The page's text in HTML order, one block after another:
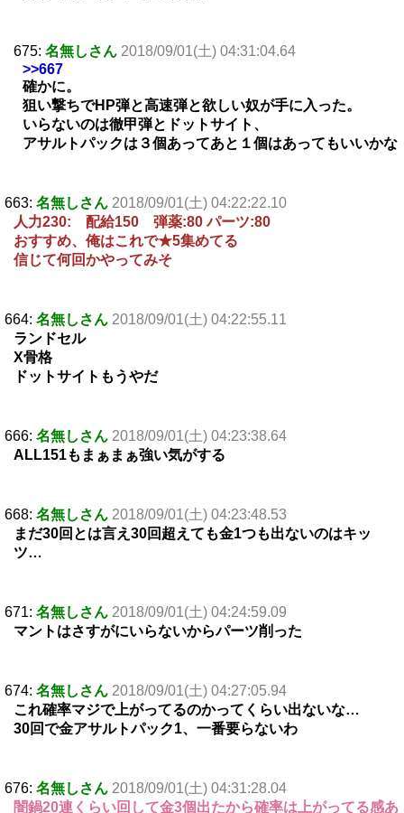
675: 名無しさん 2018/09/01(土) 04:31:04.64
>>667
確かに。
狙い撃ちでHP弾と高速弾と欲しい奴が手に入った。
いらないのは徹甲弾とドットサイト、
アサルトパックは３個あってあと１個はあってもいいかな
663: 名無しさん 2018/09/01(土) 04:22:22.10
人力230: 配給150 弾薬:80 パーツ:80
おすすめ、俺はこれで★5集めてる
信じて何回かやってみそ
664: 名無しさん 2018/09/01(土) 04:22:55.11
ランドセル
X骨格
ドットサイトもうやだ
666: 名無しさん 2018/09/01(土) 04:23:38.64
ALL151もまぁまぁ強い気がする
668: 名無しさん 2018/09/01(土) 04:23:48.53
まだ30回とは言え30回超えても金1つも出ないのはキッ
ツ…
671: 名無しさん 2018/09/01(土) 04:24:59.09
マントはさすがにいらないからパーツ削った
674: 名無しさん 2018/09/01(土) 04:27:05.94
これ確率マジで上がってるのかってくらい出ないな…
30回で金アサルトパック1、一番要らないわ
676: 名無しさん 2018/09/01(土) 04:31:28.04
闇鍋20連くらい回して金3個出たから確率は上がってる感あ